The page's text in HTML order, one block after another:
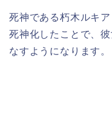
死神である朽木ルキ
死神化したことで、
なすようになります。